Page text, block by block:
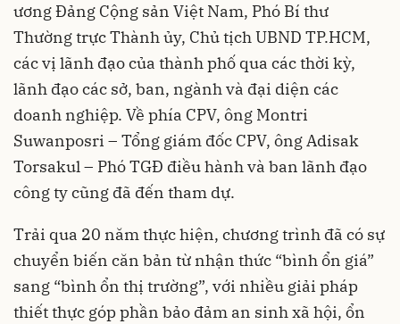
ương Đảng Cộng sản Việt Nam, Phó Bí thư
Thường trực Thành ủy, Chủ tịch UBND TP.HCM,
các vị lãnh đạo của thành phố qua các thời kỳ,
lãnh đạo các sở, ban, ngành và đại diện các
doanh nghiệp. Về phía CPV, ông Montri
Suwanposri – Tổng giám đốc CPV, ông Adisak
Torsakul – Phó TGĐ điều hành và ban lãnh đạo
công ty cũng đã đến tham dự.
Trải qua 20 năm thực hiện, chương trình đã có sự
chuyển biến căn bản từ nhận thức “bình ổn giá”
sang “bình ổn thị trường”, với nhiều giải pháp
thiết thực góp phần bảo đảm an sinh xã hội, ổn